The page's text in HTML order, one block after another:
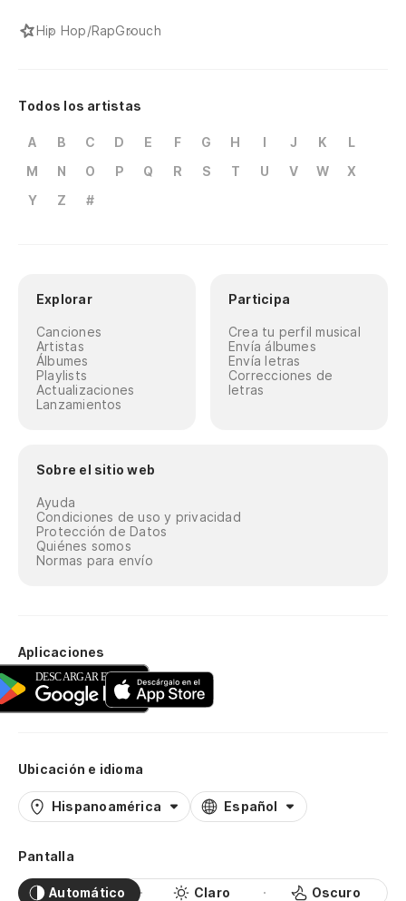
Hip Hop/RapGrouch
Todos los artistas
A B C D E F G H I J K
L
M
N O P Q R S T U V W
X
Y
Z #
Explorar
Canciones
Artistas
Álbumes
Playlists
Actualizaciones
Lanzamientos
Participa
Crea tu perfil musical
Envía álbumes
Envía letras
Correcciones de
letras
Sobre el sitio web
Ayuda
Condiciones de uso y privacidad
Protección de Datos
Quiénes somos
Normas para envío
Aplicaciones
Ubicación e idioma
Hispanoamérica Español
Pantalla
Automático Claro Oscuro